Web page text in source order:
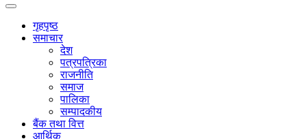
गृहपृष्ठ
समाचार
देश
पत्रपत्रिका
राजनीति
समाज
पालिका
सम्पादकीय
बैंक तथा वित्त
आर्थिक